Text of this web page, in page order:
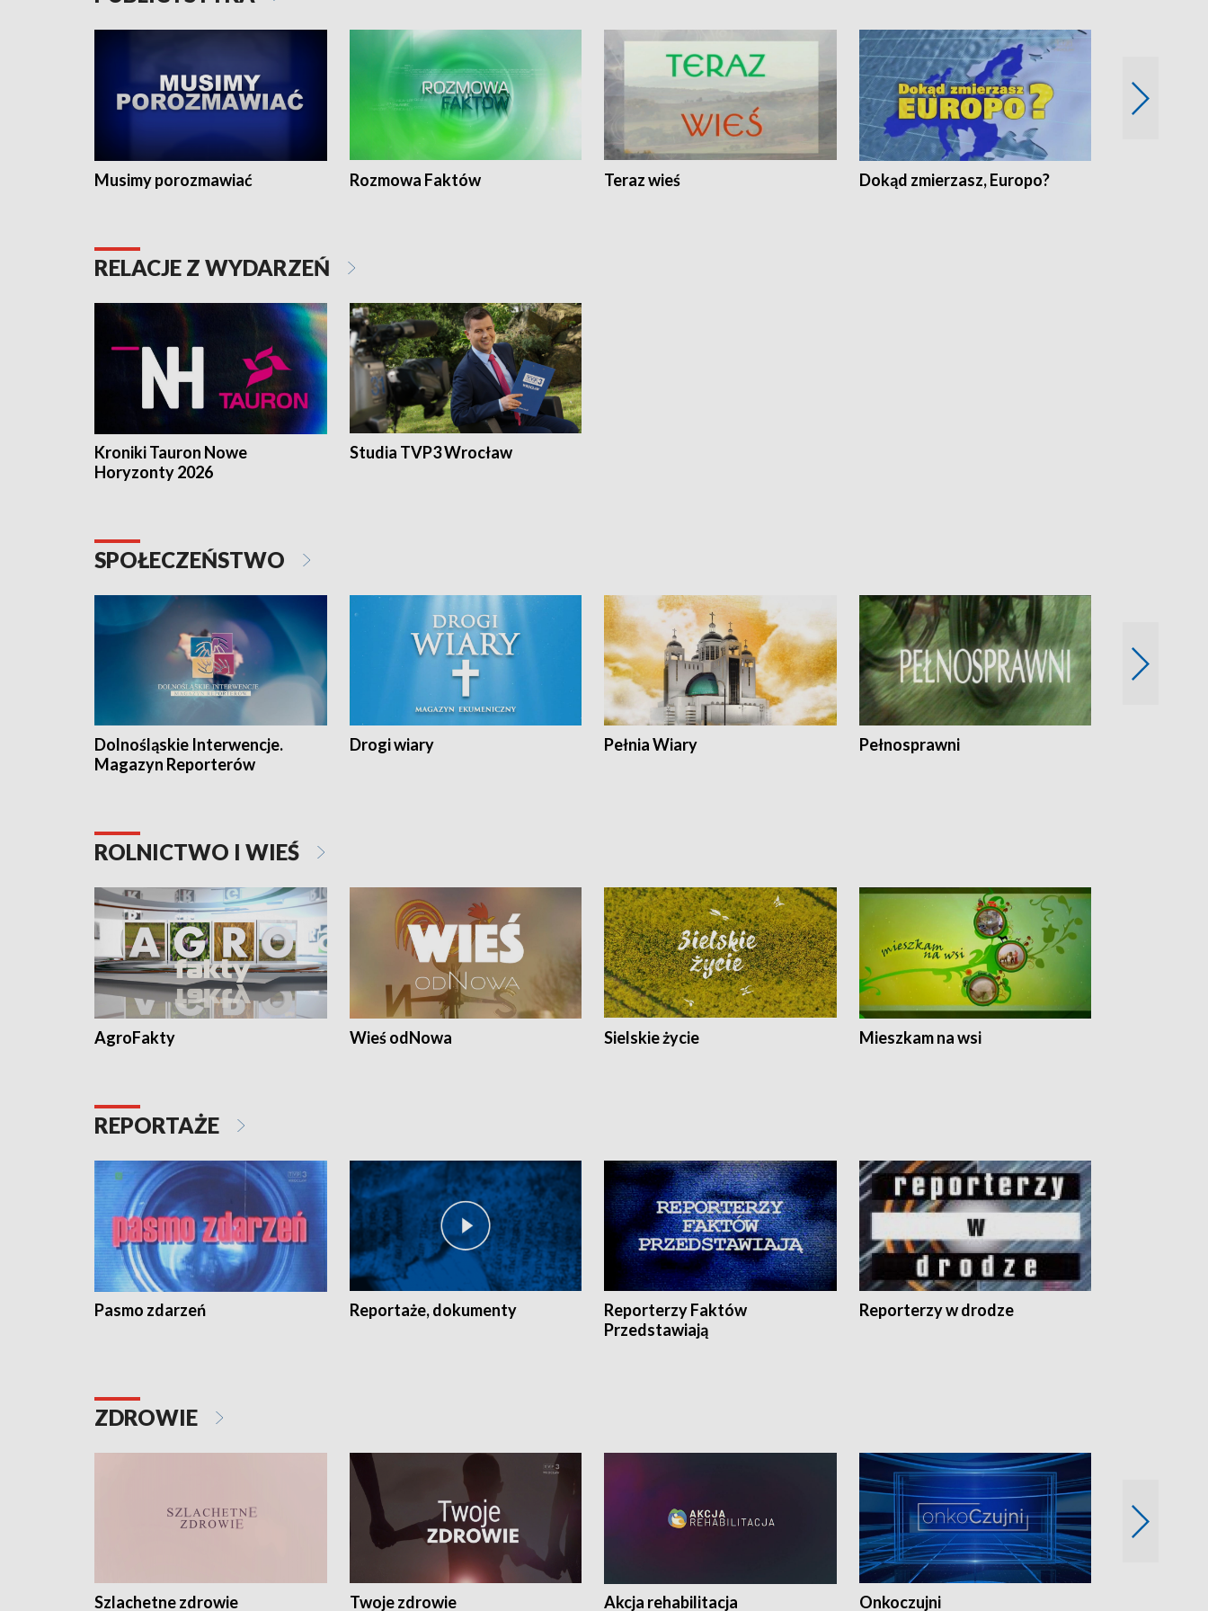
Musimy porozmawiać Rozmowa Faktów Teraz wieś Dokąd zmierzasz, Europo?
RELACJE Z WYDARZEŃ
Kroniki Tauron Nowe
Horyzonty 2026
Studia TVP3 Wrocław
SPOŁECZEŃSTWO
Dolnośląskie Interwencje.
Magazyn Reporterów
Drogi wiary Pełnia Wiary Pełnosprawni
ROLNICTWO I WIEŚ
AgroFakty Wieś odNowa Sielskie życie Mieszkam na wsi
REPORTAŻE
Pasmo zdarzeń Reportaże, dokumenty
Reporterzy Faktów
Przedstawiają
Reporterzy w drodze
ZDROWIE
Szlachetne zdrowie Twoje zdrowie Akcja rehabilitacja Onkoczujni